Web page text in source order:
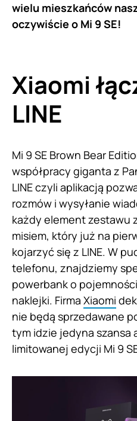
wielu mieszkańców
oczywiście o Mi 9 SE!
Xiaomi
LINE
Mi 9 SE Brown Bear
współpracy giganta z
LINE czyli aplikacją
rozmów i wysyłanie
każdy element zestawu
misiem, który już na
kojarzyć się z LINE. W
telefonu, znajdziemy
powerbank o
naklejki. Firma Xiaomi
nie będą sprzedawane
tym idzie jedyna szansa
limitowanej edycji Mi 9